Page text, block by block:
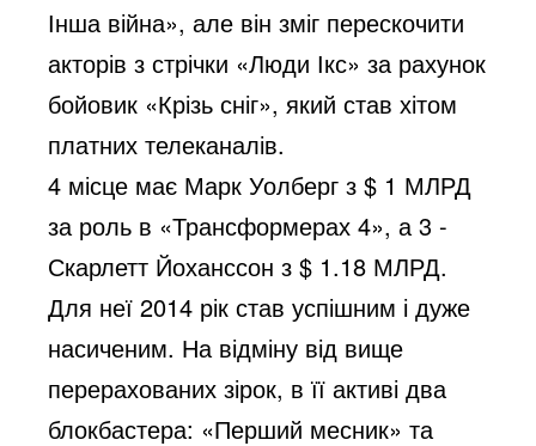
Інша війна», але він зміг перескочити
акторів з стрічки «Люди Ікс» за рахунок
бойовик «Крізь сніг», який став хітом
платних телеканалів.
4 місце має Марк Уолберг з $ 1 МЛРД
за роль в «Трансформерах 4», а 3 -
Скарлетт Йоханссон з $ 1.18 МЛРД.
Для неї 2014 рік став успішним і дуже
насиченим. На відміну від вище
перерахованих зірок, в її активі два
блокбастера: «Перший месник» та